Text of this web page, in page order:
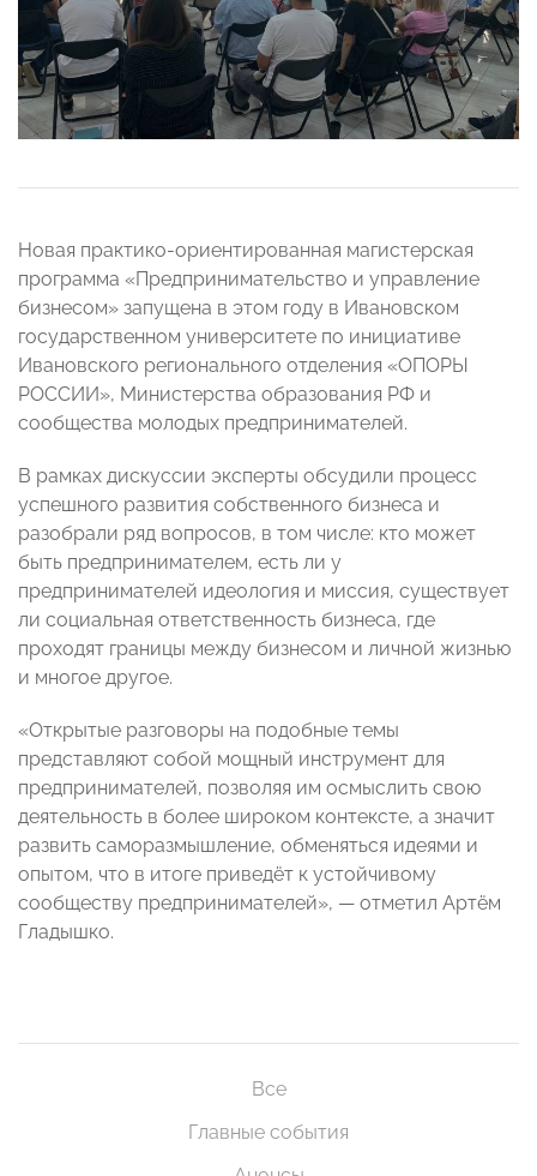
Новая практико-ориентированная магистерская
программа «Предпринимательство и управление
бизнесом» запущена в этом году в Ивановском
государственном университете по инициативе
Ивановского регионального отделения «ОПОРЫ
РОССИИ», Министерства образования РФ и
сообщества молодых предпринимателей.
В рамках дискуссии эксперты обсудили процесс
успешного развития собственного бизнеса и
разобрали ряд вопросов, в том числе: кто может
быть предпринимателем, есть ли у
предпринимателей идеология и миссия, существует
ли социальная ответственность бизнеса, где
проходят границы между бизнесом и личной жизнью
и многое другое.
«Открытые разговоры на подобные темы
представляют собой мощный инструмент для
предпринимателей, позволяя им осмыслить свою
деятельность в более широком контексте, а значит
развить саморазмышление, обменяться идеями и
опытом, что в итоге приведёт к устойчивому
сообществу предпринимателей», — отметил Артём
Гладышко.
Все
Главные события